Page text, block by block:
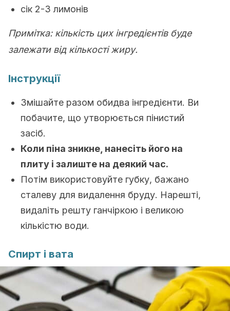
сік 2-3 лимонів
Примітка: кількість цих інгредієнтів буде
залежати від кількості жиру.
Інструкції
Змішайте разом обидва інгредієнти. Ви
побачите, що утворюється пінистий
засіб.
Коли піна зникне, нанесіть його на
плиту і залиште на деякий час.
Потім використовуйте губку, бажано
сталеву для видалення бруду. Нарешті,
видаліть решту ганчіркою і великою
кількістю води.
Спирт і вата